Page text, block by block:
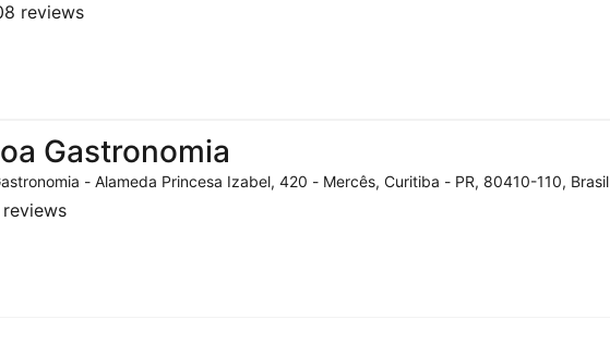
reviews
Gastronomia
- Alameda Princesa Izabel, 420 - Mercês, Curitiba - PR, 80410-110, Brasil
reviews